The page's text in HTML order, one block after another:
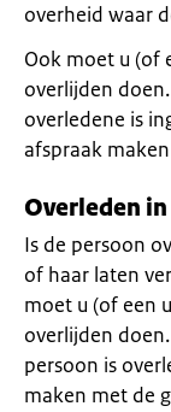
overheid waar
Ook moet u (of
overlijden
overledene is
afspraak
Overleden
Is de persoon
of haar laten
moet u (of een
overlijden
persoon is
maken met de